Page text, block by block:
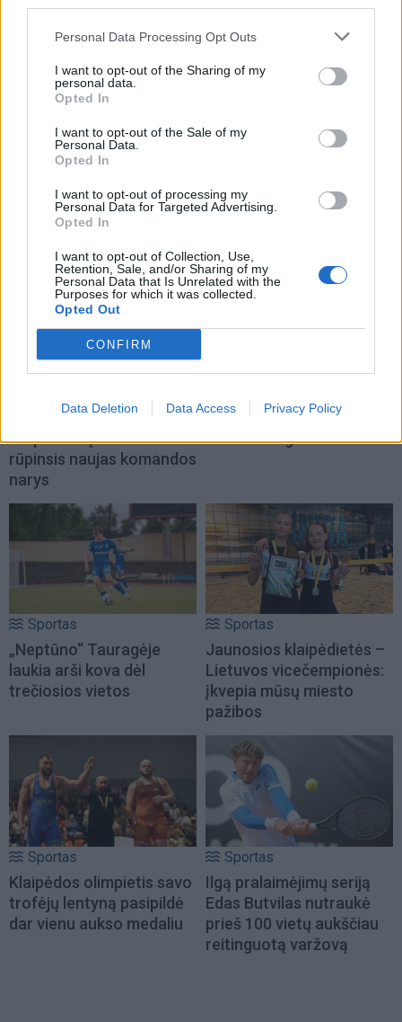
Personal Data Processing Opt Outs
I want to opt-out of the Sharing of my
personal data.
Opted In
I want to opt-out of the Sale of my
Personal Data.
Opted In
I want to opt-out of processing my
Personal Data for Targeted Advertising.
Opted In
I want to opt-out of Collection, Use,
Retention, Sale, and/or Sharing of my
Personal Data that Is Unrelated with the
Purposes for which it was collected.
Opted Out
CONFIRM
Data Deletion Data Access Privacy Policy
Sportas
Aiškėja Modesto
pastatymo data:
nuomonę apie ją išsakė ir
Sportas
čempionai: Juodkrantėje
Lietuvos čempionų
klaipėdiečių sveikata
rūpinsis naujas komandos
narys
„Neptūnas“ atsisveikino
su aukštaūgiu
Sportas
„Neptūno“ Tauragėje
laukia arši kova dėl
trečiosios vietos
Sportas
Jaunosios klaipėdietės –
Lietuvos vicečempionės:
įkvepia mūsų miesto
pažibos
Sportas
Klaipėdos olimpietis savo
trofėjų lentyną pasipildė
dar vienu aukso medaliu
Sportas
Ilgą pralaimėjimų seriją
Edas Butvilas nutraukė
prieš 100 vietų aukščiau
reitinguotą varžovą